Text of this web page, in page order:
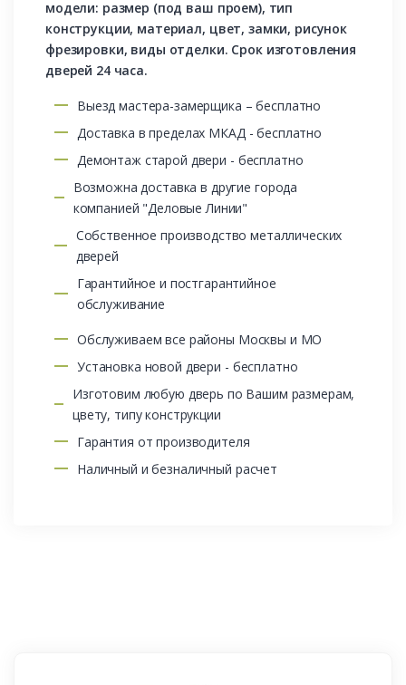
модели: размер (под ваш проем), тип
конструкции, материал, цвет, замки, рисунок
фрезировки, виды отделки. Срок изготовления
дверей 24 часа.
Выезд мастера-замерщика – бесплатно
Доставка в пределах МКАД - бесплатно
Демонтаж старой двери - бесплатно
Возможна доставка в другие города
компанией "Деловые Линии"
Собственное производство металлических
дверей
Гарантийное и постгарантийное
обслуживание
Обслуживаем все районы Москвы и МО
Установка новой двери - бесплатно
Изготовим любую дверь по Вашим размерам,
цвету, типу конструкции
Гарантия от производителя
Наличный и безналичный расчет